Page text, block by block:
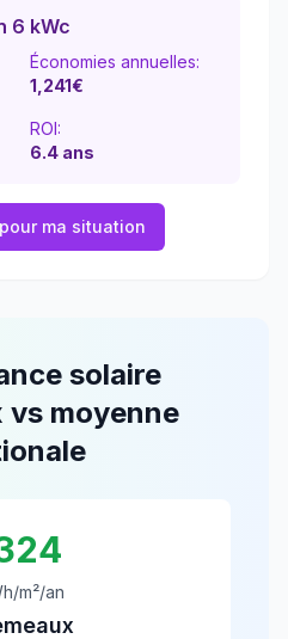
6 kWc
Économies annuelles:
1,241€
ROI:
6.4 ans
ma situation
solaire
vs moyenne
m²/an